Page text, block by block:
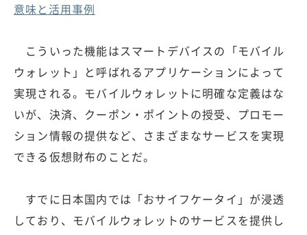
意味と活用事例
こういった機能はスマートデバイスの「モバイル
ウォレット」と呼ばれるアプリケーションによって
実現される。モバイルウォレットに明確な定義はな
いが、決済、クーポン・ポイントの授受、プロモー
ション情報の提供など、さまざまなサービスを実現
できる仮想財布のことだ。
すでに日本国内では「おサイフケータイ」が浸透
しており、モバイルウォレットのサービスを提供し